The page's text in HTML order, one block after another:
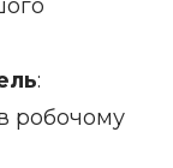
:
робочому